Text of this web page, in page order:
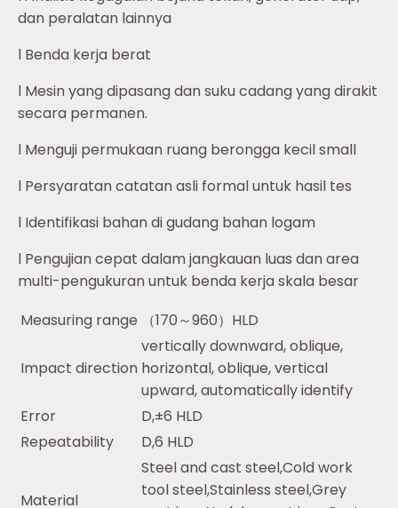
dan peralatan lainnya
l Benda kerja berat
l Mesin yang dipasang dan suku cadang yang dirakit
secara permanen.
l Menguji permukaan ruang berongga kecil small
l Persyaratan catatan asli formal untuk hasil tes
l Identifikasi bahan di gudang bahan logam
l Pengujian cepat dalam jangkauan luas dan area
multi-pengukuran untuk benda kerja skala besar
Measuring range
（170～960）HLD
Impact direction
vertically downward, oblique,
horizontal, oblique, vertical
upward, automatically identify
Error
D,±6 HLD
Repeatability
D,6 HLD
Material
Steel and cast steel,Cold work
tool steel,Stainless steel,Grey